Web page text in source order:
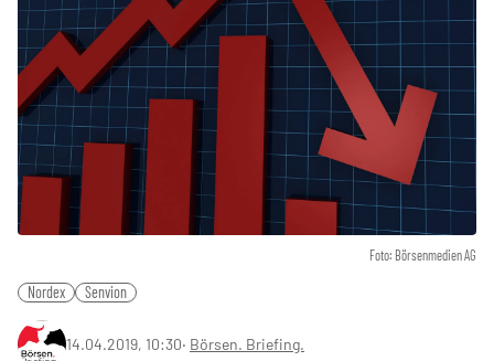
Foto: Börsenmedien AG
Nordex Senvion
14.04.2019, 10:30‧ Börsen. Briefing.